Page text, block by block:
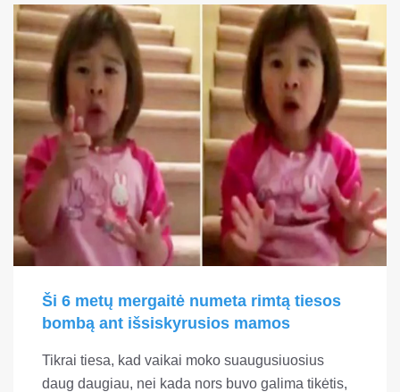
Ši 6 metų mergaitė numeta rimtą tiesos
bombą ant išsiskyrusios mamos
Tikrai tiesa, kad vaikai moko suaugusiuosius
daug daugiau, nei kada nors buvo galima tikėtis,